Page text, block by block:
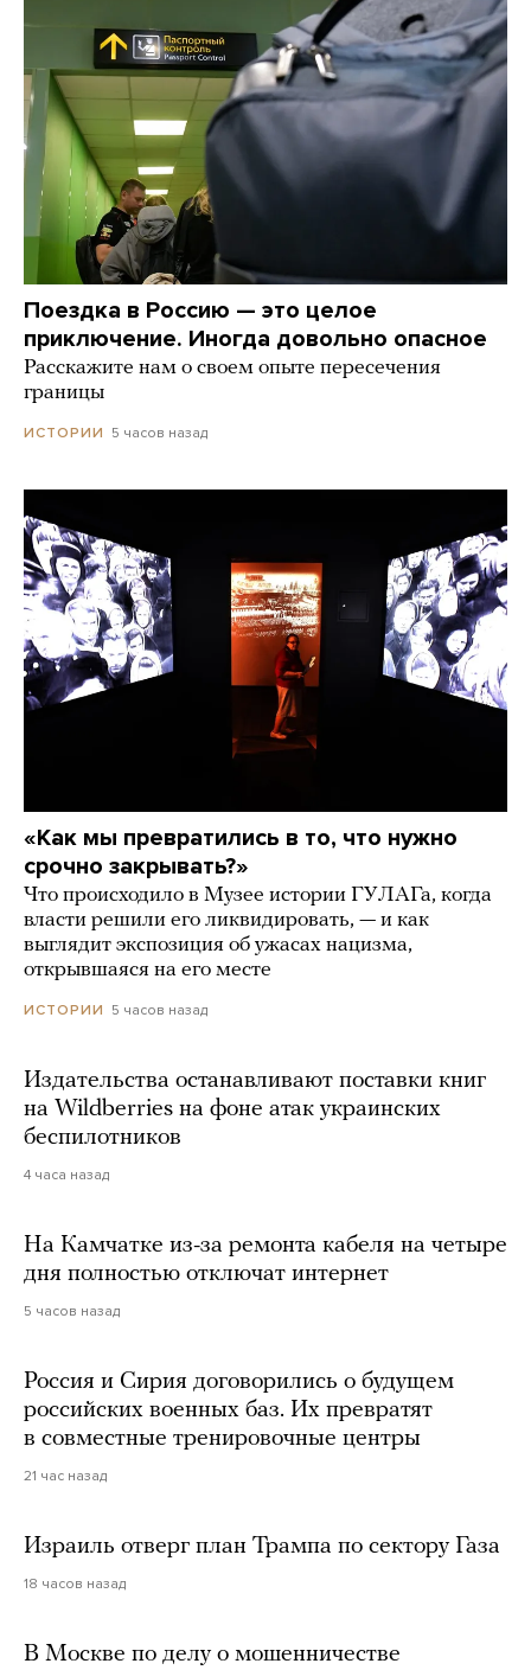
Поездка в Россию — это целое
приключение. Иногда довольно опасное
Расскажите нам о своем опыте пересечения
границы
ИСТОРИИ 5 часов назад
«Как мы превратились в то, что нужно
срочно закрывать?»
Что происходило в Музее истории ГУЛАГа, когда
власти решили его ликвидировать, — и как
выглядит экспозиция об ужасах нацизма,
открывшаяся на его месте
ИСТОРИИ 5 часов назад
Издательства останавливают поставки книг
на Wildberries на фоне атак украинских
беспилотников
4 часа назад
На Камчатке из-за ремонта кабеля на четыре
дня полностью отключат интернет
5 часов назад
Россия и Сирия договорились о будущем
российских военных баз. Их превратят
в совместные тренировочные центры
21 час назад
Израиль отверг план Трампа по сектору Газа
18 часов назад
В Москве по делу о мошенничестве